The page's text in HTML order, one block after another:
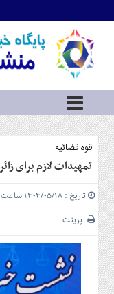
اطلاعات
تماس
ما
درباره
ما
سرویس
ها
خانه
سرمایه
و
بورس
و
شهری
قوه قضائیه:
تمهیدات لازم برای
تاریخ : ۱۴۰۴/۰۵/۱۸ ساعت : ۱۰:۱۰:۲۸
پرینت